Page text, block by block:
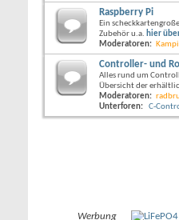
Raspberry Pi
Ein
Zubehör u.a. hier
Moderatoren: Kampi
Controller- und
Alles rund um
Übersicht der
Moderatoren:
Unterforen:
C-
Werbung